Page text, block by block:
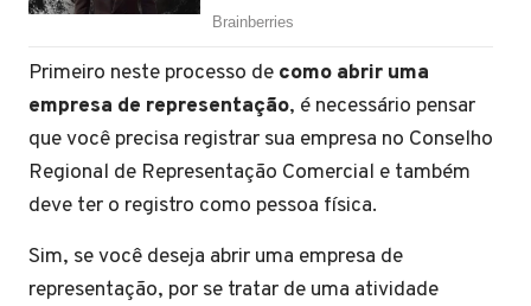
Primeiro neste processo de como abrir uma
empresa de representação, é necessário pensar
que você precisa registrar sua empresa no Conselho
Regional de Representação Comercial e também
deve ter o registro como pessoa física.
Sim, se você deseja abrir uma empresa de
representação, por se tratar de uma atividade